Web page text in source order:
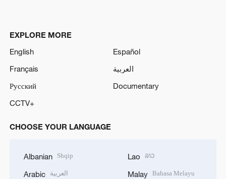
EXPLORE MORE
English
Español
Français
العربية
Русский
Documentary
CCTV+
CHOOSE YOUR LANGUAGE
Albanian Shqip
Arabic العربية
Lao ລາວ
Malay Bahasa Melayu